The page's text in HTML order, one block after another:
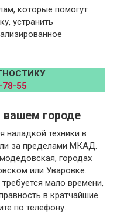
которые помогут
устранить
78-55
городе
наладкой техники в
за пределами МКАД.
городах
или Уваровке.
мало времени,
в кратчайшие
по телефону.